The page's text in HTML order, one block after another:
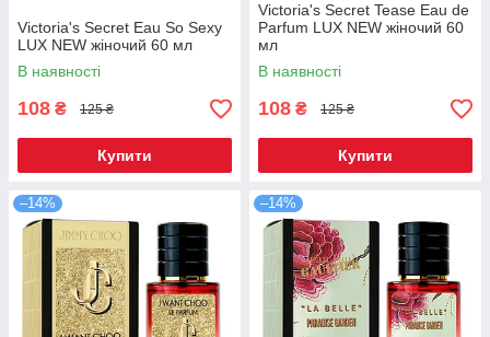
Victoria's Secret Eau So Sexy
LUX NEW жіночий 60 мл
В наявності
108 ₴ 125 ₴
Купити
Victoria's Secret Tease Eau de
Parfum LUX NEW жіночий 60
мл
В наявності
108 ₴ 125 ₴
Купити
–14% –14%